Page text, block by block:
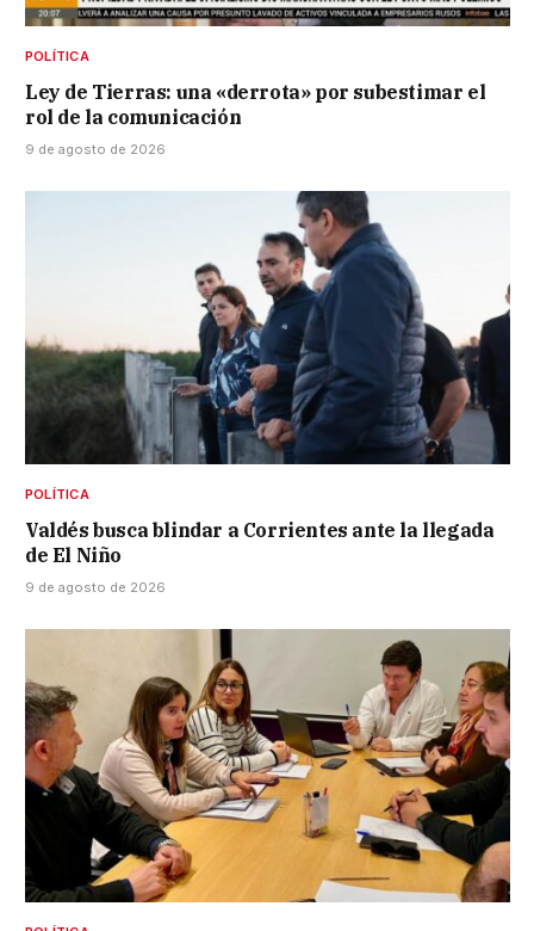
POLÍTICA
Ley de Tierras: una «derrota» por subestimar el
rol de la comunicación
9 de agosto de 2026
POLÍTICA
Valdés busca blindar a Corrientes ante la llegada
de El Niño
9 de agosto de 2026